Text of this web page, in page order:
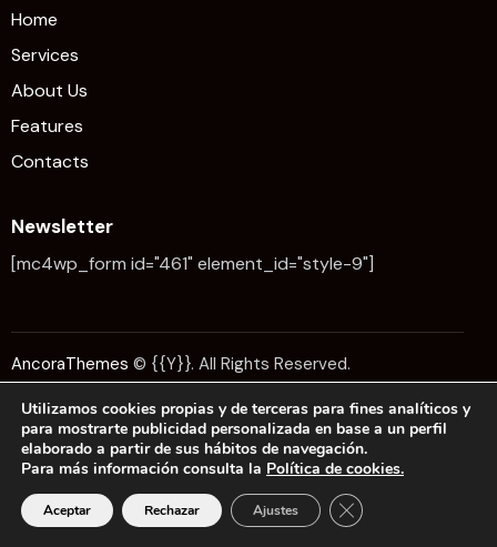
Home
Services
About Us
Features
Contacts
Newsletter
[mc4wp_form id="461" element_id="style-9"]
AncoraThemes © {{Y}}. All Rights Reserved.
Utilizamos cookies propias y de terceras para fines analíticos y
para mostrarte publicidad personalizada en base a un perfil
elaborado a partir de sus hábitos de navegación.
Para más información consulta la Política de cookies.
Aceptar Rechazar Ajustes Cerrar el banner de